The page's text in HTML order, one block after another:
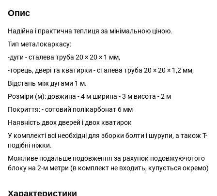
Опис
Надійна і практична теплиця за мінімальною ціною.
Тип металокаркасу:
-дуги - сталева труба 20 × 20 × 1 мм,
-торець, двері та кватирки - сталева труба 20 × 20 × 1,2 мм;
Відстань між дугами 1 м.
Розміри (м): довжина - 4 м ширина - 3 м висота - 2 м
Покриття: - сотовий полікарбонат 6 мм
Наявність двох дверей і двох кватирок
У комплекті всі необхідні для зборки болти і шурупи, а також Т-
подібні ніжки.
Можливе подальше подовження за рахунок подовжуючогого
блоку на 2-м метри (в комплект не входить, купується окремо)
Характеристики